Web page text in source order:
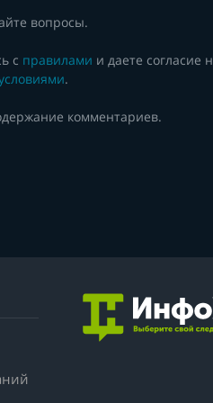
вопросы.
с правилами и даете согласие
.
комментариев.